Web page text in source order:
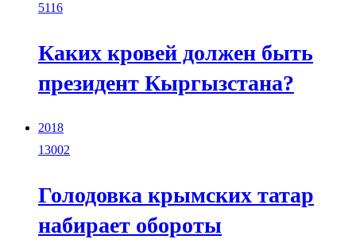
5116
Каких кровей должен быть
президент Кыргызстана?
2018
13002
Голодовка крымских татар
набирает обороты